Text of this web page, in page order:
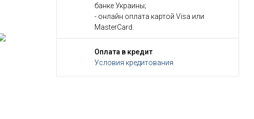
банке Украины;
- онлайн оплата картой Visa или
MasterCard.
Оплата в кредит
Условия кредитования